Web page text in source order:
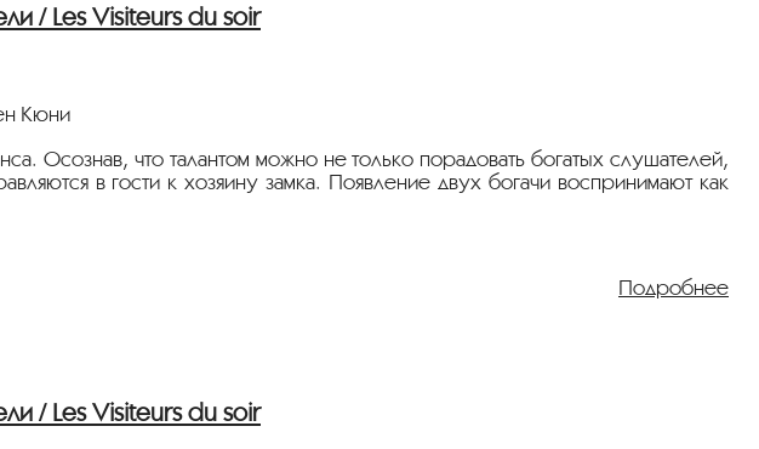
/ Les Visiteurs du soir
Кюни
Осознав, что талантом можно не только порадовать богатых слушателей,
в гости к хозяину замка. Появление двух богачи воспринимают как
Подробнее
/ Les Visiteurs du soir